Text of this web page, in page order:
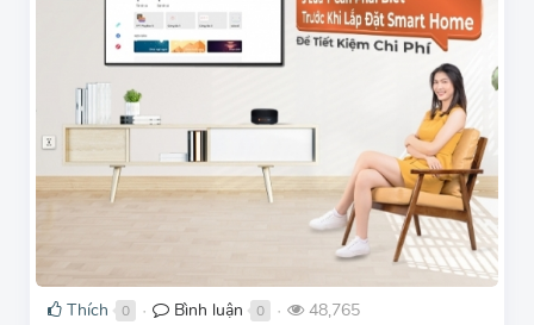
Thích 0 ● Bình luận 0 ● 48,765